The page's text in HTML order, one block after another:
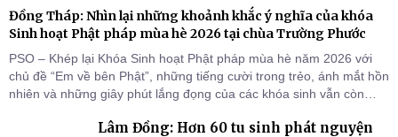
Đồng Tháp: Nhìn lại những khoảnh khắc ý nghĩa của khóa
Sinh hoạt Phật pháp mùa hè 2026 tại chùa Trường Phước
PSO – Khép lại Khóa Sinh hoạt Phật pháp mùa hè năm 2026 với
chủ đề “Em về bên Phật”, những tiếng cười trong trẻo, ánh mắt hồn
nhiên và những giây phút lắng đọng của các khóa sinh vẫn còn
Tháp). Những tuần tu học ngắn ngủi nhưng đã trở thành hành
Lâm Đồng: Hơn 60 tu sinh phát nguyện